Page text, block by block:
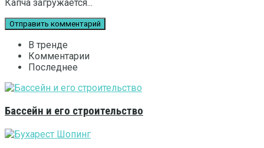
Капча загружается...
В тренде
Комментарии
Последнее
Бассейн и его строительство